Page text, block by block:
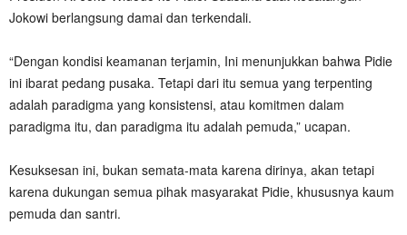
Jokowi berlangsung damai dan terkendali.
“Dengan kondisi keamanan terjamin, Ini menunjukkan bahwa Pidie
ini ibarat pedang pusaka. Tetapi dari itu semua yang terpenting
adalah paradigma yang konsistensi, atau komitmen dalam
paradigma itu, dan paradigma itu adalah pemuda,” ucapan.
Kesuksesan ini, bukan semata-mata karena dirinya, akan tetapi
karena dukungan semua pihak masyarakat Pidie, khususnya kaum
pemuda dan santri.